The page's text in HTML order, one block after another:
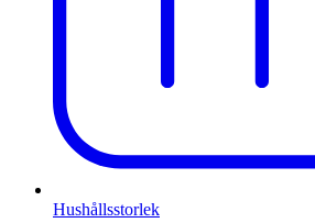
Hushållsstorlek